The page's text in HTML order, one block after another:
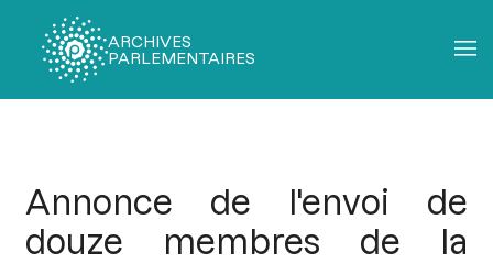
ARCHIVES
PARLEMENTAIRES
Annonce de l'envoi de
douze membres de la